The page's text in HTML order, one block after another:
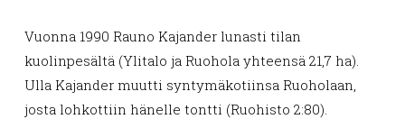
Vuonna 1990 Rauno Kajander lunasti tilan
kuolinpesältä (Ylitalo ja Ruohola yhteensä 21,7 ha).
Ulla Kajander muutti syntymäkotiinsa Ruoholaan,
josta lohkottiin hänelle tontti (Ruohisto 2:80).